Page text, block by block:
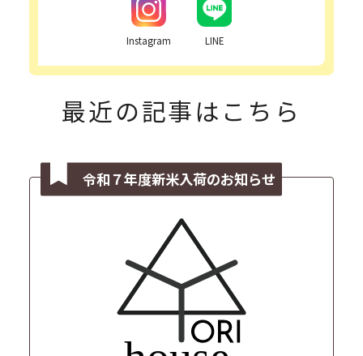
Instagram LINE
最近の記事はこちら
令和７年度新米入荷のお知らせ